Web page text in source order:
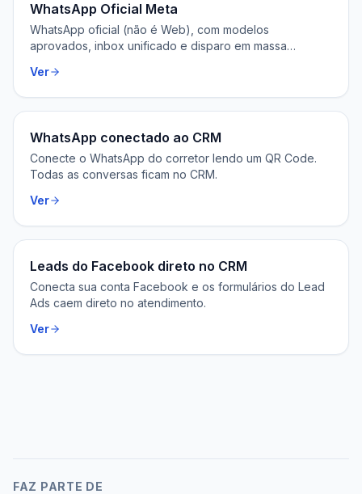
WhatsApp Oficial Meta
WhatsApp oficial (não é Web), com modelos
aprovados, inbox unificado e disparo em massa
Ver
WhatsApp conectado ao CRM
Conecte o WhatsApp do corretor lendo um QR Code.
Todas as conversas ficam no CRM.
Ver
Leads do Facebook direto no CRM
Conecta sua conta Facebook e os formulários do Lead
Ads caem direto no atendimento.
Ver
FAZ PARTE DE